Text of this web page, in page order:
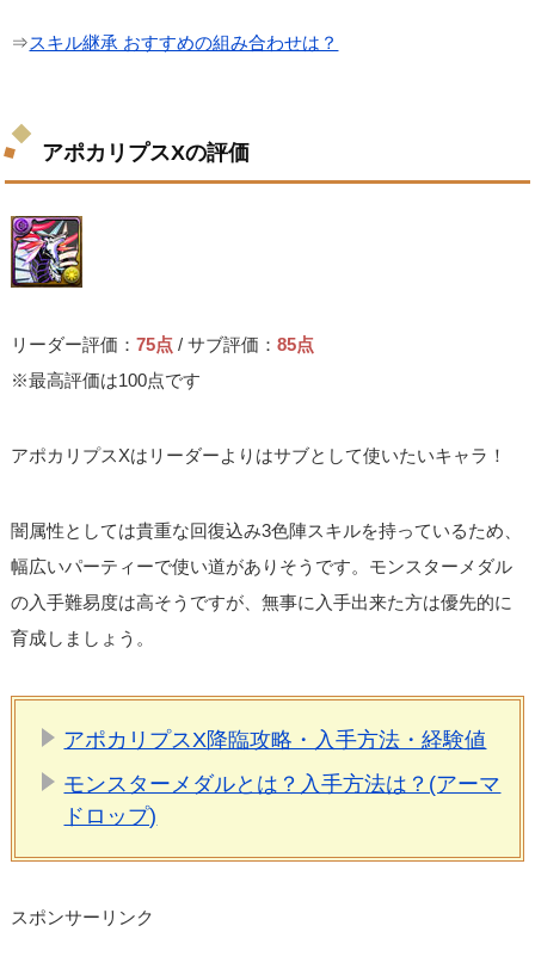
⇒スキル継承 おすすめの組み合わせは？
アポカリプスXの評価
リーダー評価：75点 / サブ評価：85点
※最高評価は100点です
アポカリプスXはリーダーよりはサブとして使いたいキャラ！
闇属性としては貴重な回復込み3色陣スキルを持っているため、
幅広いパーティーで使い道がありそうです。モンスターメダル
の入手難易度は高そうですが、無事に入手出来た方は優先的に
育成しましょう。
アポカリプスX降臨攻略・入手方法・経験値
モンスターメダルとは？入手方法は？(アーマ
ドロップ)
スポンサーリンク